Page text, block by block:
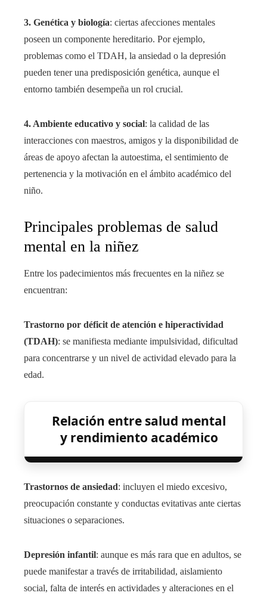
3. Genética y biología: ciertas afecciones mentales
poseen un componente hereditario. Por ejemplo,
problemas como el TDAH, la ansiedad o la depresión
pueden tener una predisposición genética, aunque el
entorno también desempeña un rol crucial.
4. Ambiente educativo y social: la calidad de las
interacciones con maestros, amigos y la disponibilidad de
áreas de apoyo afectan la autoestima, el sentimiento de
pertenencia y la motivación en el ámbito académico del
niño.
Principales problemas de salud
mental en la niñez
Entre los padecimientos más frecuentes en la niñez se
encuentran:
Trastorno por déficit de atención e hiperactividad
(TDAH): se manifiesta mediante impulsividad, dificultad
para concentrarse y un nivel de actividad elevado para la
edad.
Relación entre salud mental
y rendimiento académico
Trastornos de ansiedad: incluyen el miedo excesivo,
preocupación constante y conductas evitativas ante ciertas
situaciones o separaciones.
Depresión infantil: aunque es más rara que en adultos, se
puede manifestar a través de irritabilidad, aislamiento
social, falta de interés en actividades y alteraciones en el